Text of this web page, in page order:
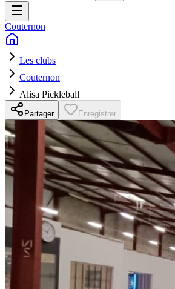
Couternon
Les clubs
Couternon
Alisa Pickleball
Partager Enregistrer